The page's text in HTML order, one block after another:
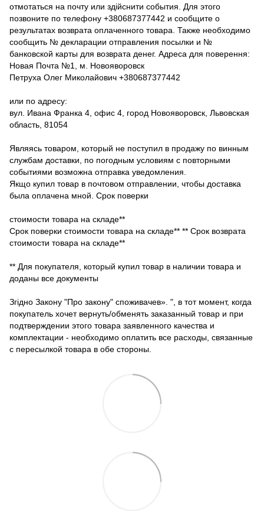
отмотаться на почту или здійснити события. Для этого
позвоните по телефону +380687377442 и сообщите о
результатах возврата оплаченного товара. Также необходимо
сообщить № декларации отправления посылки и №
банковской карты для возврата денег. Адреса для поверення:
Новая Почта №1, м. Новояворовск
Петруха Олег Миколайович +380687377442
или по адресу:
вул. Ивана Франка 4, офис 4, город Новояворовск, Львовская
область, 81054
Являясь товаром, который не поступил в продажу по винным
службам доставки, по погодным условиям с повторными
событиями возможна отправка уведомления.
Якщо купил товар в почтовом отправлении, чтобы доставка
была оплачена мной. Срок поверки
стоимости товара на складе**
Срок поверки стоимости товара на складе** ** Срок возврата
стоимости товара на складе**
** Для покупателя, который купил товар в наличии товара и
доданы все документы
Згідно Закону "Про закону" споживачев». ", в тот момент, когда
покупатель хочет вернуть/обменять заказанный товар и при
подтверждении этого товара заявленного качества и
комплектации - необходимо оплатить все расходы, связанные
с пересылкой товара в обе стороны.